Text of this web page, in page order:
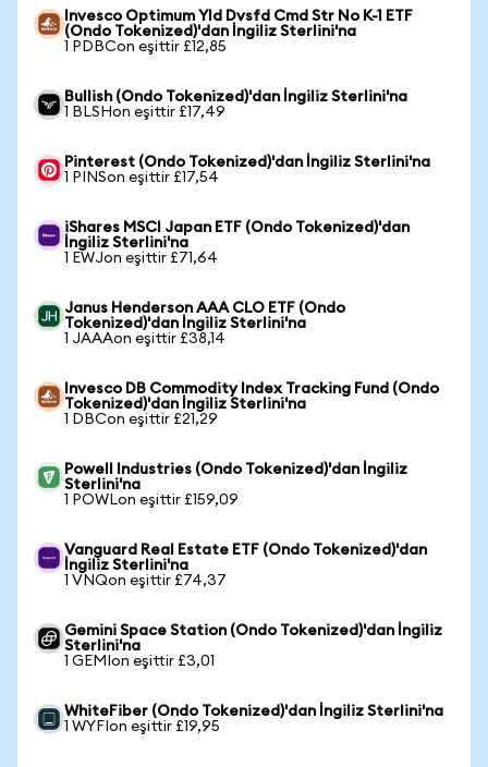
Invesco Optimum Yld Dvsfd Cmd Str No K-1 ETF
(Ondo Tokenized)'dan İngiliz Sterlini'na
1 PDBCon eşittir £12,85
Bullish (Ondo Tokenized)'dan İngiliz Sterlini'na
1 BLSHon eşittir £17,49
Pinterest (Ondo Tokenized)'dan İngiliz Sterlini'na
1 PINSon eşittir £17,54
iShares MSCI Japan ETF (Ondo Tokenized)'dan
İngiliz Sterlini'na
1 EWJon eşittir £71,64
Janus Henderson AAA CLO ETF (Ondo
Tokenized)'dan İngiliz Sterlini'na
1 JAAAon eşittir £38,14
Invesco DB Commodity Index Tracking Fund (Ondo
Tokenized)'dan İngiliz Sterlini'na
1 DBCon eşittir £21,29
Powell Industries (Ondo Tokenized)'dan İngiliz
Sterlini'na
1 POWLon eşittir £159,09
Vanguard Real Estate ETF (Ondo Tokenized)'dan
İngiliz Sterlini'na
1 VNQon eşittir £74,37
Gemini Space Station (Ondo Tokenized)'dan İngiliz
Sterlini'na
1 GEMIon eşittir £3,01
WhiteFiber (Ondo Tokenized)'dan İngiliz Sterlini'na
1 WYFIon eşittir £19,95